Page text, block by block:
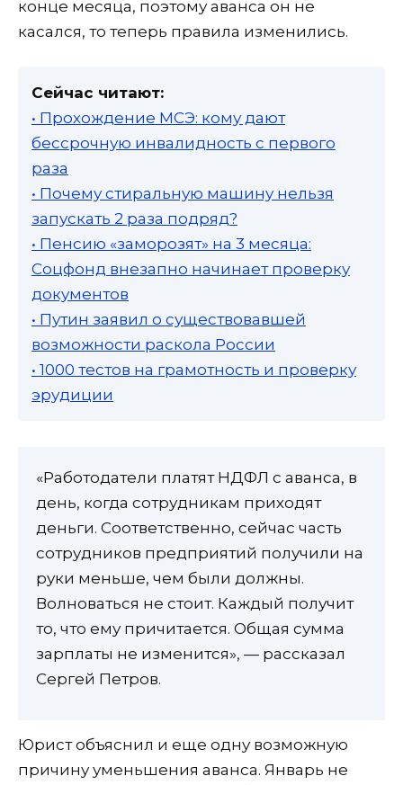
конце месяца, поэтому аванса он не
касался, то теперь правила изменились.
Сейчас читают:
• Прохождение МСЭ: кому дают
бессрочную инвалидность с первого
раза
• Почему стиральную машину нельзя
запускать 2 раза подряд?
• Пенсию «заморозят» на 3 месяца:
Соцфонд внезапно начинает проверку
документов
• Путин заявил о существовавшей
возможности раскола России
• 1000 тестов на грамотность и проверку
эрудиции
«Работодатели платят НДФЛ с аванса, в
день, когда сотрудникам приходят
деньги. Соответственно, сейчас часть
сотрудников предприятий получили на
руки меньше, чем были должны.
Волноваться не стоит. Каждый получит
то, что ему причитается. Общая сумма
зарплаты не изменится», — рассказал
Сергей Петров.
Юрист объяснил и еще одну возможную
причину уменьшения аванса. Январь не